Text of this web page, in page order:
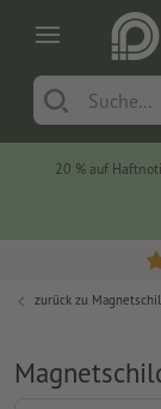
20 % auf
zurück zu